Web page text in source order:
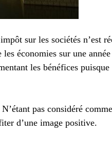
sur les sociétés n’est
économies sur une
les bénéfices puisque
pas considéré
d’une image positive.